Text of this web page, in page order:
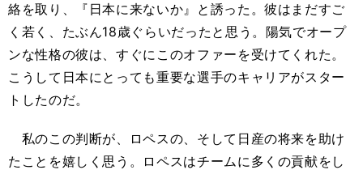
絡を取り、『日本に来ないか』と誘った。彼はまだすご
く若く、たぶん18歳ぐらいだったと思う。陽気でオープ
ンな性格の彼は、すぐにこのオファーを受けてくれた。
こうして日本にとっても重要な選手のキャリアがスター
トしたのだ。
私のこの判断が、ロペスの、そして日産の将来を助け
たことを嬉しく思う。ロペスはチームに多くの貢献をし